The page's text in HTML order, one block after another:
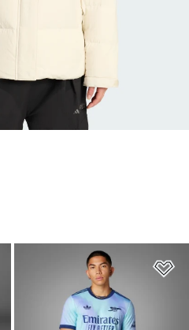
Favori Listesine Ekle